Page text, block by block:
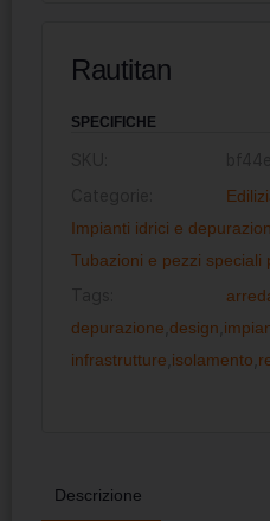
Rautitan
SPECIFICHE
Impianti idrici e
Tubazioni e pezzi speciali
depurazione design
infrastrutture isolamento
Descrizione